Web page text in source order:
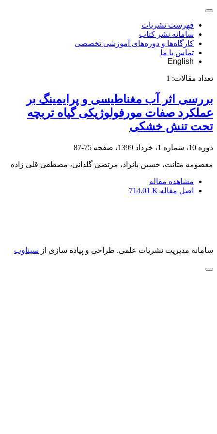
فهرست نشریات
سامانه نشر کتاب
کارگاه‌ها و دوره‌های آموزشی تخصصی
تماس با ما
English
تعداد مقالات: 1
بررسی اثر آب مغناطیسی و پرایمینگ بر
عملکرد صفات مورفولوژیکی گیاه تربچه
تحت تنش خشکی
دوره 10، شماره 1، خرداد 1399، صفحه 75-87
معصومه متانت، حسین بانژاد، مرتضی گلدانی، مصطفی قلی زاده
مشاهده مقاله
اصل مقاله 714.01 K
سامانه مدیریت نشریات علمی. طراحی و پیاده سازی از سیناوب